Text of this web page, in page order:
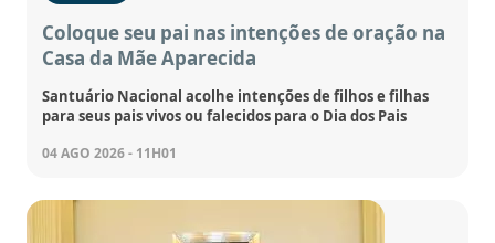
Coloque seu pai nas intenções de oração na
Casa da Mãe Aparecida
Santuário Nacional acolhe intenções de filhos e filhas
para seus pais vivos ou falecidos para o Dia dos Pais
04 AGO 2026 - 11H01